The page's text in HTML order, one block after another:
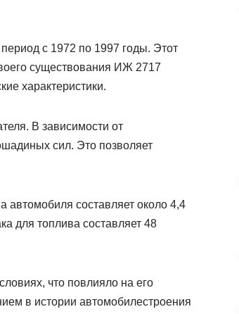
с 1972 по 1997 годы. Этот
существования ИЖ 2717
характеристики.
В зависимости от
сил. Это позволяет
составляет около 4,4
для топлива составляет 48
что повлияло на его
в истории автомобилестроения